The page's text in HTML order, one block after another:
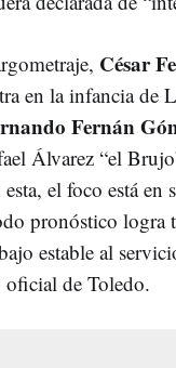
César
en la infancia de
Fernán
Álvarez “el
el foco está en
pronóstico logra
estable al
de Toledo.